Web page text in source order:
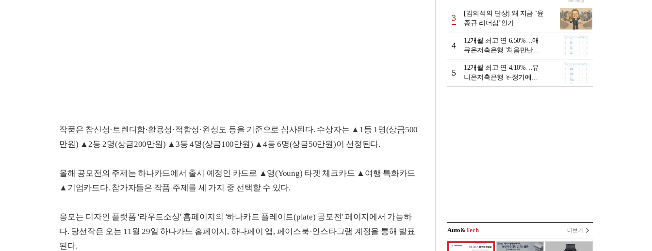
작품은 참신성·트렌디함·활용성·적합성·완성도 등을 기준으로 심사된다. 수상자는 ▲1등 1명(상금500
만원) ▲2등 2명(상금200만원) ▲3등 4명(상금100만원) ▲4등 6명(상금50만원)이 선정된다.
올해 공모전의 주제는 하나카드에서 출시 예정인 카드로 ▲영(Young) 타겟 체크카드 ▲여행 특화카드
▲기업카드다. 참가자들은 작품 주제를 세 가지 중 선택할 수 있다.
응모는 디자인 플랫폼 '라우드소싱' 홈페이지의 '하나카드 플레이트(plate) 공모전' 페이지에서 가능하
다. 당선작은 오는 11월 29일 하나카드 홈페이지, 하나페이 앱, 페이스북·인스타그램 계정을 통해 발표
된다.
월7일]
3
[김의석의 단상] 왜 지금 ‘윤
종규 리더십’인가
4
12개월 최고 연 6.50%…애
큐온저축은행 '처음만난적
리-8월 2주]
5
12개월 최고 연 4.10%…유
니온저축은행 'e-정기예
금'[이주의 저축은행 예금금
Auto&Tech 더보기